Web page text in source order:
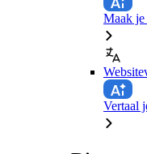
Maak
Vertaal